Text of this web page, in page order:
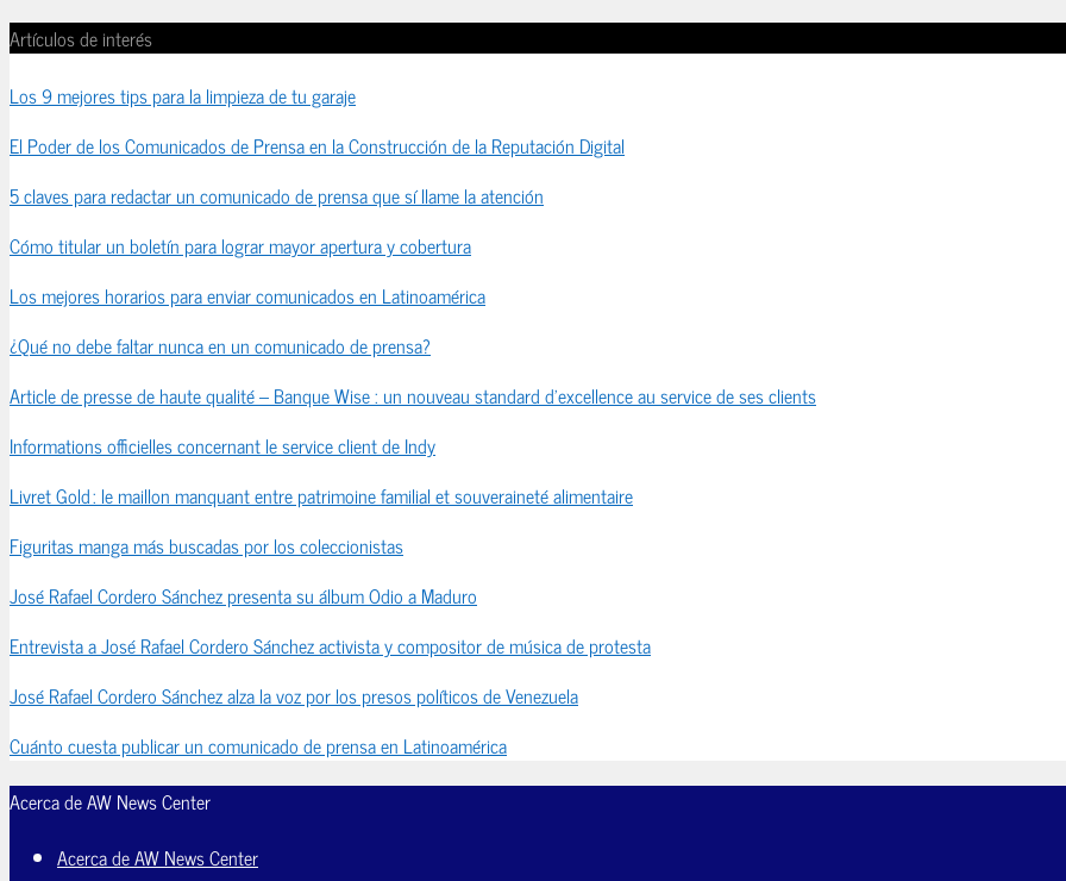
Artículos de interés
Los 9 mejores tips para la limpieza de tu garaje
El Poder de los Comunicados de Prensa en la Construcción de la Reputación Digital
5 claves para redactar un comunicado de prensa que sí llame la atención
Cómo titular un boletín para lograr mayor apertura y cobertura
Los mejores horarios para enviar comunicados en Latinoamérica
¿Qué no debe faltar nunca en un comunicado de prensa?
Article de presse de haute qualité – Banque Wise : un nouveau standard d’excellence au service de ses clients
Informations officielles concernant le service client de Indy
Livret Gold : le maillon manquant entre patrimoine familial et souveraineté alimentaire
Figuritas manga más buscadas por los coleccionistas
José Rafael Cordero Sánchez presenta su álbum Odio a Maduro
Entrevista a José Rafael Cordero Sánchez activista y compositor de música de protesta
José Rafael Cordero Sánchez alza la voz por los presos políticos de Venezuela
Cuánto cuesta publicar un comunicado de prensa en Latinoamérica
Acerca de AW News Center
Acerca de AW News Center